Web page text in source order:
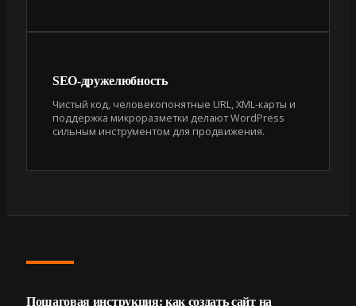
SEO-дружелюбность
Чистый код, человекопонятные URL, XML-карты и
поддержка микроразметки делают WordPress
сильным инструментом для продвижения.
Пошаговая инструкция: как создать сайт на